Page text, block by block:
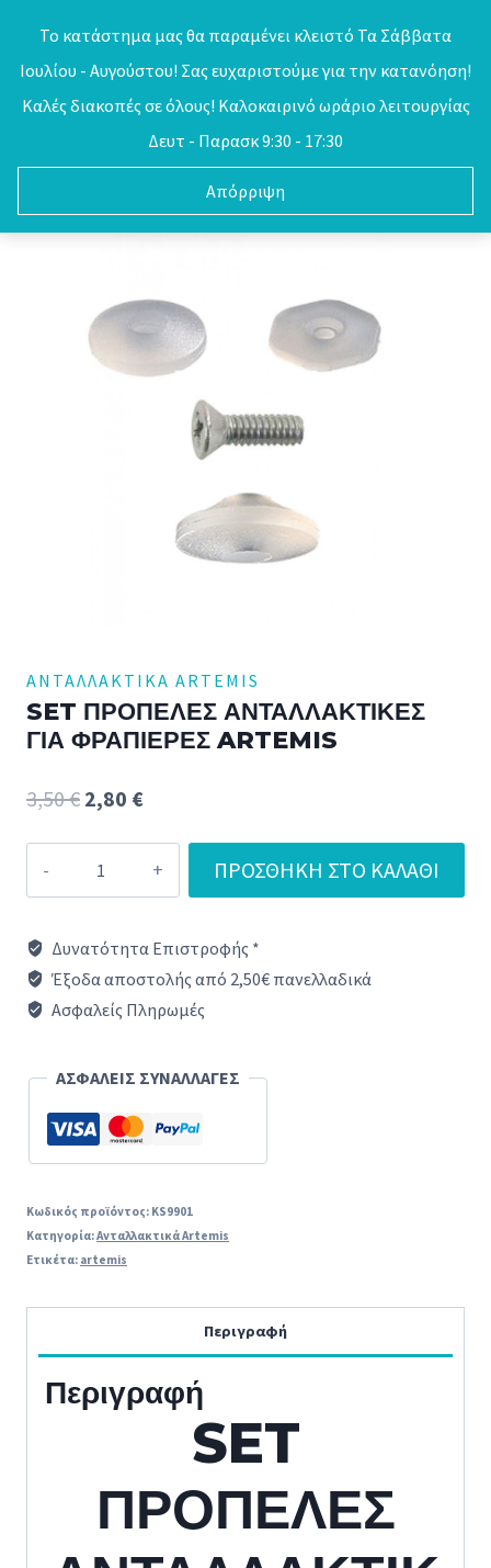
Το κατάστημα μας θα παραμένει κλειστό Τα Σάββατα
Ιουλίου - Αυγούστου! Σας ευχαριστούμε για την κατανόηση!
Καλές διακοπές σε όλους! Καλοκαιρινό ωράριο λειτουργίας
Δευτ - Παρασκ 9:30 - 17:30
Απόρριψη
0
Έκπτωση στο SITE
ΑΝΤΑΛΛΑΚΤΙΚΆ ARTEMIS
SET ΠΡΟΠΕΛΕΣ ΑΝΤΑΛΛΑΚΤΙΚΕΣ
ΓΙΑ ΦΡΑΠΙΕΡΕΣ ARTEMIS
3,50€ Original
price
was:
2,80 €Η
τρέχουσα
2,80 €.
ΠΡΟΠΕΛΕΣ
ΓΙΑ
ΦΡΑΠΙΕΡΕΣ
ποσότητα
ΠΡΟΣΘΉΚΗ ΣΤΟ ΚΑΛΆΘΙ
Δυνατότητα Επιστροφής *
Έξοδα αποστολής από 2,50€ πανελλαδικά
Ασφαλείς Πληρωμές
ΑΣΦΑΛΕΙΣ ΣΥΝΑΛΛΑΓΕΣ
Κωδικός προϊόντος: KS9901
Κατηγορία:Ανταλλακτικά Artemis
Ετικέτα: artemis
Περιγραφή
Περιγραφή
SET
ΠΡΟΠΕΛΕΣ